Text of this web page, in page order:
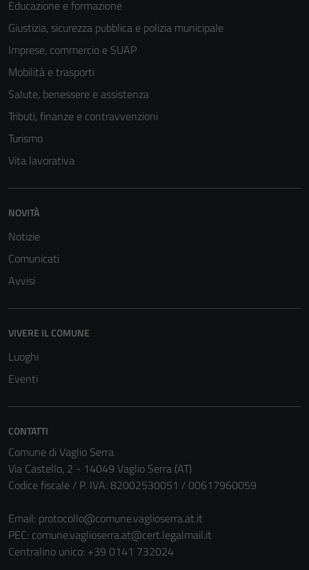
Educazione e formazione
Giustizia, sicurezza pubblica e polizia municipale
Imprese, commercio e SUAP
Mobilità e trasporti
Salute, benessere e assistenza
Tributi, finanze e contravvenzioni
Turismo
Vita lavorativa
NOVITÀ
Notizie
Comunicati
Avvisi
VIVERE IL COMUNE
Luoghi
Eventi
CONTATTI
Comune di Vaglio Serra
Via Castello, 2 - 14049 Vaglio Serra (AT)
Codice fiscale / P. IVA: 82002530051 / 00617960059
Email: protocollo@comune.vaglioserra.at.it
PEC: comune.vaglioserra.at@cert.legalmail.it
Centralino unico: +39 0141 732024